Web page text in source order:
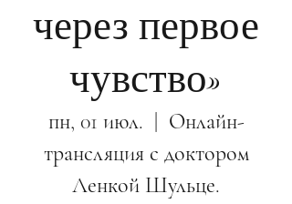
через первое
чувство»
пн, 01 июл.
Онлайн-
трансляция с доктором
Ленкой Шульце.